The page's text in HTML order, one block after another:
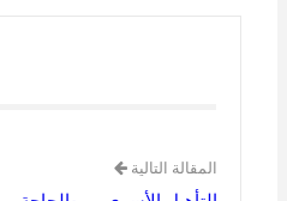
المقالة التالية